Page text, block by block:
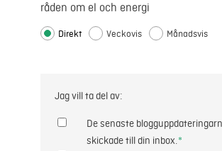
råden om el och energi
Direkt Veckovis Månadsvis
Jag vill ta del av:
De senaste
skickade till din inbox.*